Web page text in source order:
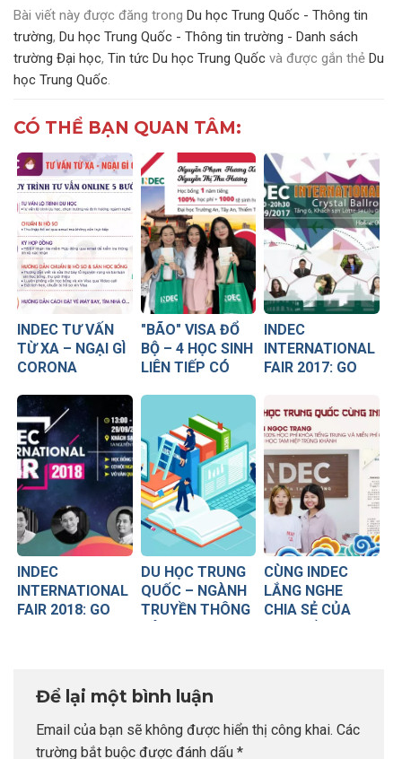
Bài viết này được đăng trong Du học Trung Quốc - Thông tin
trường, Du học Trung Quốc - Thông tin trường - Danh sách
trường Đại học, Tin tức Du học Trung Quốc và được gắn thẻ Du
học Trung Quốc.
CÓ THỂ BẠN QUAN TÂM:
INDEC TƯ VẤN
TỪ XA – NGẠI GÌ
CORONA
"BÃO" VISA ĐỔ
BỘ – 4 HỌC SINH
LIÊN TIẾP CÓ
QUỐC
INDEC
INTERNATIONAL
FAIR 2017: GO
GO FOR LOVE
INDEC
INTERNATIONAL
FAIR 2018: GO
DU HỌC TRUNG
QUỐC – NGÀNH
TRUYỀN THÔNG
CÙNG INDEC
LẮNG NGHE
CHIA SẺ CỦA
Để lại một bình luận
Email của bạn sẽ không được hiển thị công khai. Các
trường bắt buộc được đánh dấu *